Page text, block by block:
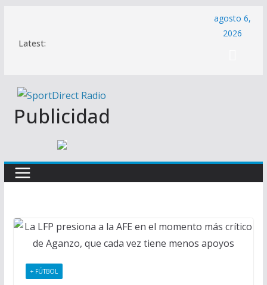
contenido
Latest:
agosto 6,
2026
Publicidad
+ FÚTBOL